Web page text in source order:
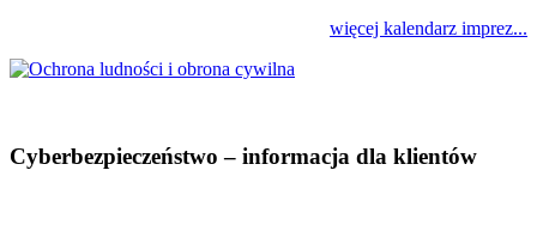
więcej kalendarz imprez...
Cyberbezpieczeństwo – informacja dla klientów